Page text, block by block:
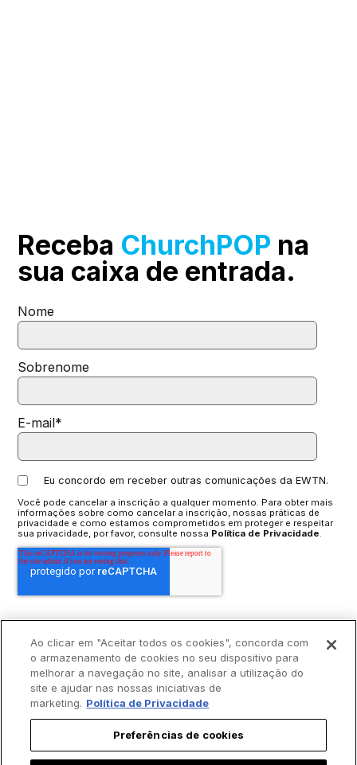
Receba ChurchPOP na
sua caixa de entrada.
Nome
Sobrenome
E-mail*
Eu concordo em receber outras comunicações da EWTN.
Você pode cancelar a inscrição a qualquer momento. Para obter mais
informações sobre como cancelar a inscrição, nossas práticas de
privacidade e como estamos comprometidos em proteger e respeitar
sua privacidade, por favor, consulte nossa Política de Privacidade
Ao clicar em "Aceitar todos os cookies", concorda com
o armazenamento de cookies no seu dispositivo para
melhorar a navegação no site, analisar a utilização do
site e ajudar nas nossas iniciativas de
marketing. Política de Privacidade
Preferências de cookies